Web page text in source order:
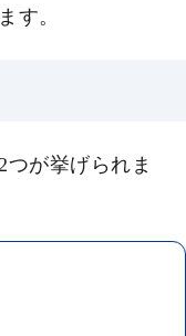
す。
が挙げられま